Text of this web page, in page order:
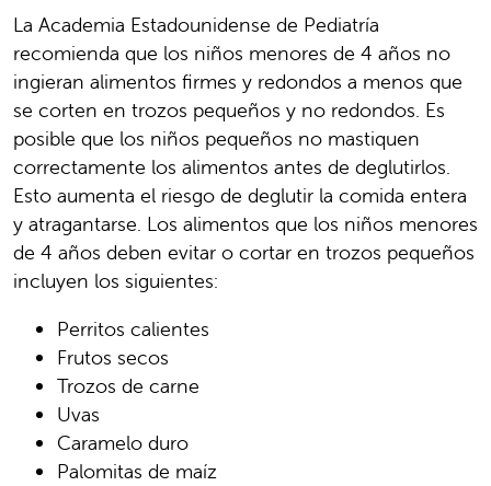
La Academia Estadounidense de Pediatría
recomienda que los niños menores de 4 años no
ingieran alimentos firmes y redondos a menos que
se corten en trozos pequeños y no redondos. Es
posible que los niños pequeños no mastiquen
correctamente los alimentos antes de deglutirlos.
Esto aumenta el riesgo de deglutir la comida entera
y atragantarse. Los alimentos que los niños menores
de 4 años deben evitar o cortar en trozos pequeños
incluyen los siguientes:
Perritos calientes
Frutos secos
Trozos de carne
Uvas
Caramelo duro
Palomitas de maíz